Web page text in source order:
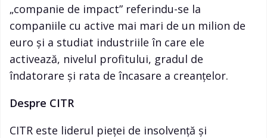
„companie de impact” referindu-se la
companiile cu active mai mari de un milion de
euro și a studiat industriile în care ele
activează, nivelul profitului, gradul de
îndatorare și rata de încasare a creanțelor.
Despre CITR
CITR este liderul pieței de insolvență și